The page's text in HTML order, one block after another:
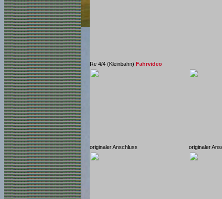
Re 4/4 (Kleinbahn) Fahrvideo
originaler Anschluss originaler